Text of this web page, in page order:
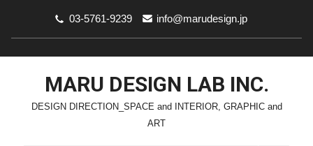
03-5761-9239 info@marudesign.jp
MARU DESIGN LAB INC.
DESIGN DIRECTION_SPACE and INTERIOR, GRAPHIC and
ART